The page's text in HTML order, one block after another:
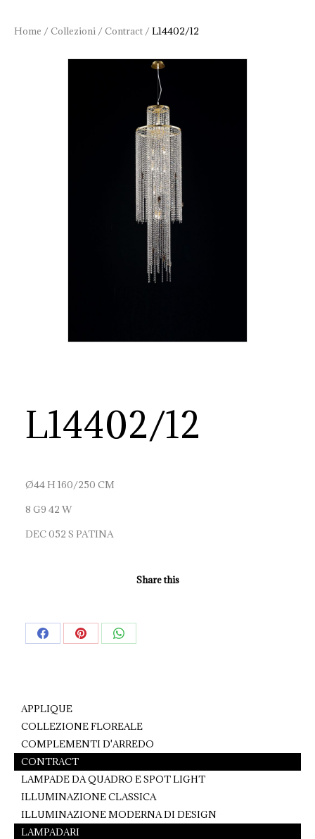
Home /Collezioni /Contract /L14402/12
L14402/12
Ø44 H 160/250 CM
8 G9 42 W
DEC 052 S PATINA
Share this
Share Share Share
APPLIQUE
COLLEZIONE FLOREALE
COMPLEMENTI D'ARREDO
CONTRACT
LAMPADE DA QUADRO E SPOT LIGHT
ILLUMINAZIONE CLASSICA
ILLUMINAZIONE MODERNA DI DESIGN
LAMPADARI